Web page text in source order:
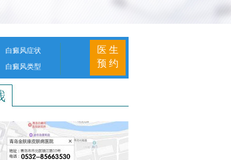
白癜风症状
白癜风类型
医 生
预 约